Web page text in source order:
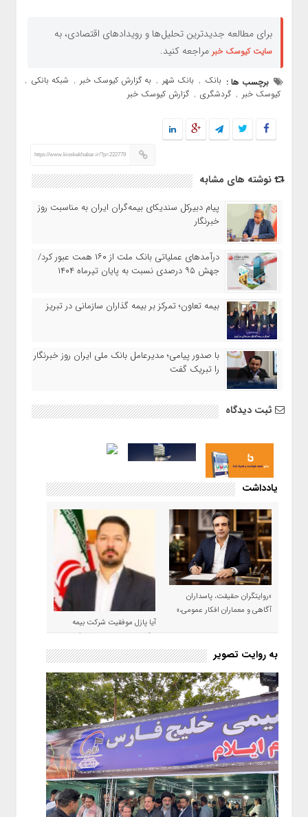
برای مطالعه جدیدترین تحلیل‌ها و رویدادهای اقتصادی، به
سایت کیوسک خبر مراجعه کنید.
برچسب ها : بانک , بانک شهر , به گزارش کیوسک خبر , شبکه بانکی ,
کیوسک خبر , گردشگری , گزارش کیوسک خبر
https://www.kioskekhabar.ir/?p=222779
نوشته های مشابه
پیام دبیرکل سندیکای بیمه‌گران ایران به مناسبت روز
خبرنگار
درآمدهای عملیاتی بانک ملت از ۱۶۰ همت عبور کرد/
جهش ۹۵ درصدی نسبت به پایان تیرماه ۱۴۰۴
بیمه تعاون؛ تمرکز بر بیمه گذاران سازمانی در تبریز
با صدور پیامی؛ مدیرعامل بانک ملی ایران روز خبرنگار
را تبریک گفت
ثبت دیدگاه
یادداشت
«روایتگران حقیقت، پاسداران
آگاهی و معماران افکار عمومی،»
آیا پازل موفقیت شرکت بیمه
حکمت صبا در سال ۱۴۰۵ کامل می
شود؟!
به روایت تصویر